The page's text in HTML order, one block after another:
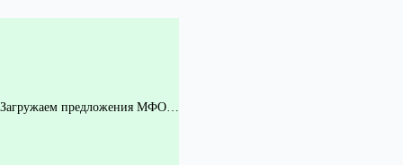
Загружаем предложения МФО…